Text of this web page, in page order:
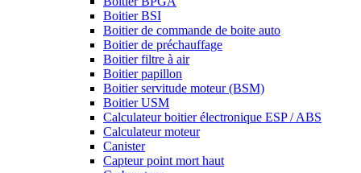
Boitier BSI
Boitier de commande de boite auto
Boitier de préchauffage
Boitier filtre à air
Boitier papillon
Boitier servitude moteur (BSM)
Boitier USM
Calculateur boitier électronique ESP / ABS
Calculateur moteur
Canister
Capteur point mort haut